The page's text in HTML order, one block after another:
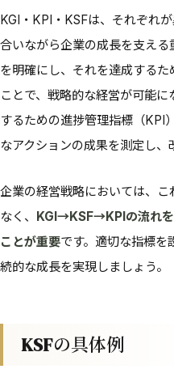
KGI・KPI・KSFは、それぞれ
合いながら企業の成長を支える
を明確にし、それを達成する
ことで、戦略的な経営が可能
するための進捗管理指標（KPI
なアクションの成果を測定し、
企業の経営戦略においては、
なく、
KGI→KSF→KPIの流れを
ことが重要です。適切な指標を
続的な成長を実現しましょう。
KSFの具体例